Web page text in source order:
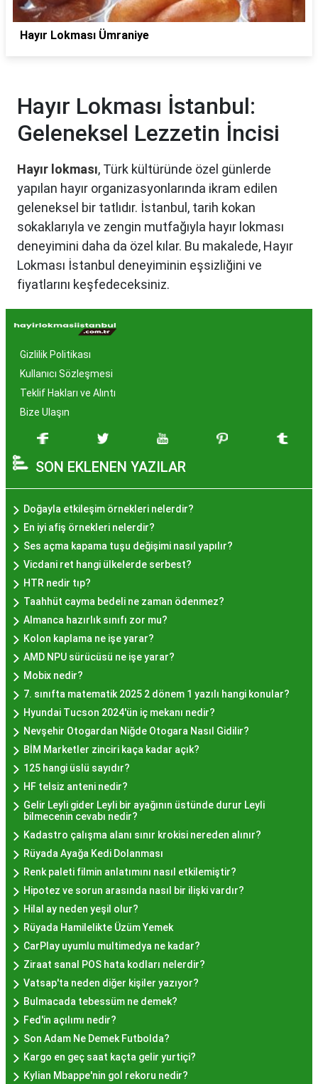
Hayır Lokması Ümraniye
Hayır Lokması İstanbul:
Geleneksel Lezzetin İncisi
Hayır lokması, Türk kültüründe özel günlerde
yapılan hayır organizasyonlarında ikram edilen
geleneksel bir tatlıdır. İstanbul, tarih kokan
sokaklarıyla ve zengin mutfağıyla hayır lokması
deneyimini daha da özel kılar. Bu makalede, Hayır
Lokması İstanbul deneyiminin eşsizliğini ve
fiyatlarını keşfedeceksiniz.
Hayır Lokması İstanbul'da
Neden Popüler?
İstanbul, tarih ve kültür mirasıyla öne çıkan bir
şehir olmasıyla birlikte, geleneksel lezzetlerle de
zenginleşmiştir. Hayır lokması, özel günlerde
hazırlanan ve lezzetiyle damaklarda unutulmaz
izler bırakan bir tatlıdır. İstanbul'da popüler
olmasının arkasında bu eşsiz lezzetin herkesi
cezbetmesi ve geleneksel dokunuşlarla
hazırlanması yatmaktadır.
Hayır Lokması İstanbul'da
Nerede Bulunur?
İstanbul genelinde birçok yerel işletme ve
tatları sevenler için Sultanahmet, Eminönü, ve
Eyüp gibi tarihi semtlerdeki lokantalarda Hayır
Lokması deneyimi daha da özel olabilir. Ayrıca,
Beyoğlu, Kadıköy, ve Beşiktaş gibi modern
semtlerde de bu lezzeti bulabilirsiniz.
Hayır Lokması Fiyatları
İstanbul'da Nasıl?
Hayır lokması fiyatları İstanbul genelinde
mekanlara ve sunulan hizmete göre değişiklik
gösterir. Genellikle porsiyon bazında satılan hayır
lokmalarının fiyatları uygun olup, lezzetin
kalitesiyle uyumlu bir deneyim sunar. İstanbul'da
farklı mekanlarda çeşitli fiyat seçeneklerini
değerlendirerek, bütçenize uygun bir hayır lokması
bulabilirsiniz.
Hayır Lokması İstanbul
Deneyiminde Nelere Dikkat
Edilmeli?
İstanbul'da hayır lokması deneyimini daha özel
kılmak için birkaç öneri:
Gizlilik Politikası
Kullanıcı Sözleşmesi
Teklif Hakları ve Alıntı
Bize Ulaşın
SON EKLENEN YAZILAR
Doğayla etkileşim örnekleri nelerdir?
En iyi afiş örnekleri nelerdir?
Ses açma kapama tuşu değişimi nasıl yapılır?
Vicdani ret hangi ülkelerde serbest?
HTR nedir tıp?
Taahhüt cayma bedeli ne zaman ödenmez?
Almanca hazırlık sınıfı zor mu?
Kolon kaplama ne işe yarar?
AMD NPU sürücüsü ne işe yarar?
Mobix nedir?
7. sınıfta matematik 2025 2 dönem 1 yazılı hangi konular?
Hyundai Tucson 2024'ün iç mekanı nedir?
Nevşehir Otogardan Niğde Otogara Nasıl Gidilir?
BİM Marketler zinciri kaça kadar açık?
125 hangi üslü sayıdır?
HF telsiz anteni nedir?
Gelir Leyli gider Leyli bir ayağının üstünde durur Leyli
bilmecenin cevabı nedir?
Kadastro çalışma alanı sınır krokisi nereden alınır?
Rüyada Ayağa Kedi Dolanması
Renk paleti filmin anlatımını nasıl etkilemiştir?
Hipotez ve sorun arasında nasıl bir ilişki vardır?
Hilal ay neden yeşil olur?
Rüyada Hamilelikte Üzüm Yemek
CarPlay uyumlu multimedya ne kadar?
Ziraat sanal POS hata kodları nelerdir?
Vatsap'ta neden diğer kişiler yazıyor?
Bulmacada tebessüm ne demek?
Fed'in açılımı nedir?
Son Adam Ne Demek Futbolda?
Kargo en geç saat kaçta gelir yurtiçi?
Kylian Mbappe'nin gol rekoru nedir?